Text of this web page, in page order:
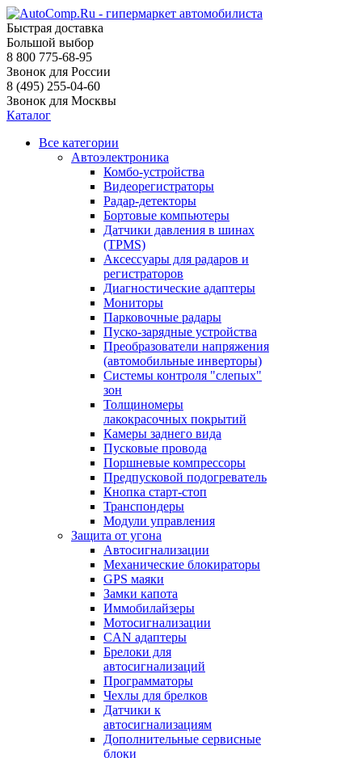
Быстрая доставка
Большой выбор
8 800 775-68-95
Звонок для России
8 (495) 255-04-60
Звонок для Москвы
Каталог
Все категории
Автоэлектроника
Комбо-устройства
Видеорегистраторы
Радар-детекторы
Бортовые компьютеры
Датчики давления в шинах
(TPMS)
Аксессуары для радаров и
регистраторов
Диагностические адаптеры
Мониторы
Парковочные радары
Пуско-зарядные устройства
Преобразователи напряжения
(автомобильные инверторы)
Системы контроля "слепых"
зон
Толщиномеры
лакокрасочных покрытий
Камеры заднего вида
Пусковые провода
Поршневые компрессоры
Предпусковой подогреватель
Кнопка старт-стоп
Транспондеры
Модули управления
Защита от угона
Автосигнализации
Механические блoкираторы
GPS маяки
Замки капота
Иммобилайзеры
Мотосигнализации
CAN адаптеры
Брелоки для
автосигнализаций
Программаторы
Чехлы для брелков
Датчики к
автосигнализациям
Дополнительные сервисные
блоки